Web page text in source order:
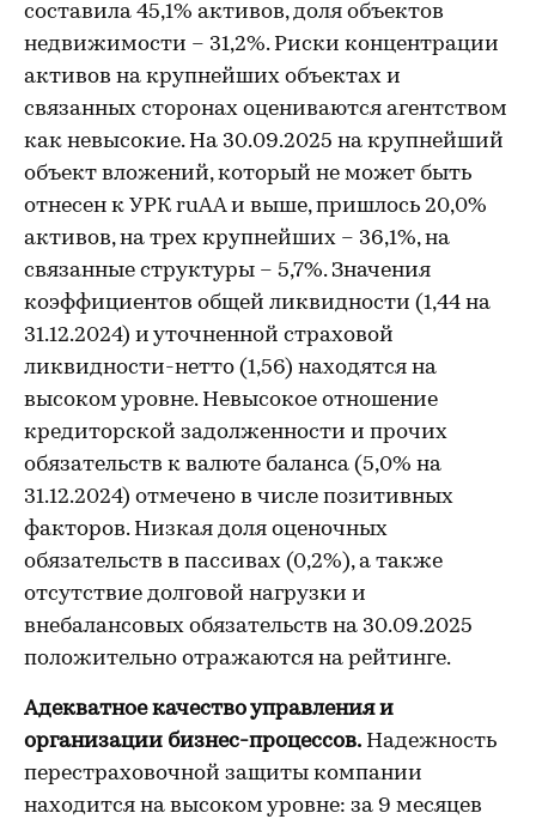
составила 45,1% активов, доля объектов
недвижимости – 31,2%. Риски концентрации
активов на крупнейших объектах и
связанных сторонах оцениваются агентством
как невысокие. На 30.09.2025 на крупнейший
объект вложений, который не может быть
отнесен к УРК ruAA и выше, пришлось 20,0%
активов, на трех крупнейших – 36,1%, на
связанные структуры – 5,7%. Значения
коэффициентов общей ликвидности (1,44 на
31.12.2024) и уточненной страховой
ликвидности-нетто (1,56) находятся на
высоком уровне. Невысокое отношение
кредиторской задолженности и прочих
обязательств к валюте баланса (5,0% на
31.12.2024) отмечено в числе позитивных
факторов. Низкая доля оценочных
обязательств в пассивах (0,2%), а также
отсутствие долговой нагрузки и
внебалансовых обязательств на 30.09.2025
положительно отражаются на рейтинге.
Адекватное качество управления и
организации бизнес-процессов. Надежность
перестраховочной защиты компании
находится на высоком уровне: за 9 месяцев